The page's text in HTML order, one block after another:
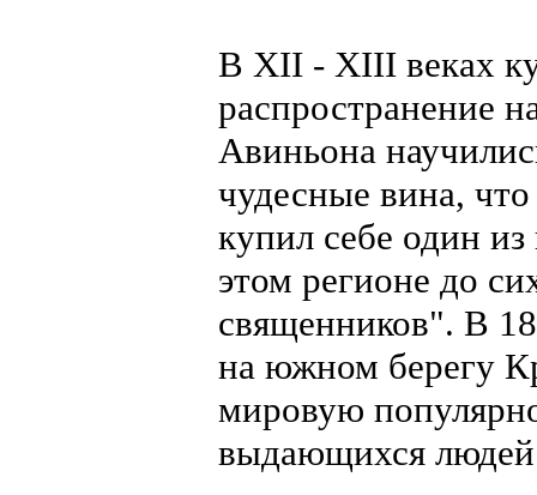
В XII - XIII веках
распространение
Авиньона
чудесные вина,
купил себе один
этом регионе до
священников". В
на южном берегу
мировую
выдающихся